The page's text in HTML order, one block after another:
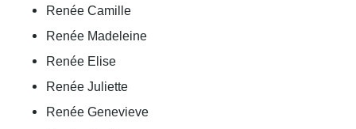
Renée Camille
Renée Madeleine
Renée Elise
Renée Juliette
Renée Genevieve